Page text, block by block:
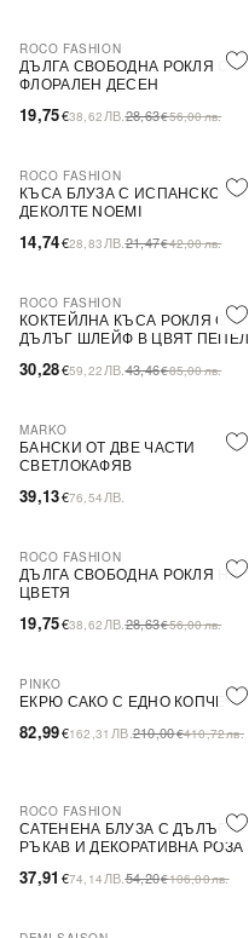
-31%
ROCO FASHION
ДЪЛГА СВОБОДНА РОКЛЯ С
ФЛОРАЛЕН ДЕСЕН
19,75€38,62 ЛВ.28,63€56,00лв.
-31%
ROCO FASHION
КЪСА БЛУЗА С ИСПАНСКО
ДЕКОЛТЕ NOEMI
14,74€28,83 ЛВ.21,47€42,00лв.
-30%
ROCO FASHION
КОКТЕЙЛНА КЪСА РОКЛЯ С
ДЪЛЪГ ШЛЕЙФ В ЦВЯТ ПЕПЕЛ
30,28€59,22 ЛВ.43,46€85,00лв.
MARKO
БАНСКИ ОТ ДВЕ ЧАСТИ
СВЕТЛОКАФЯВ
39,13€76,54 ЛВ.
-31%
ROCO FASHION
ДЪЛГА СВОБОДНА РОКЛЯ НА
ЦВЕТЯ
19,75€38,62 ЛВ.28,63€56,00лв.
-60%
PINKO
ЕКРЮ САКО С ЕДНО КОПЧЕ
82,99€162,31 ЛВ.210,00€410,72лв.
-30%
ROCO FASHION
САТЕНЕНА БЛУЗА С ДЪЛЪГ
РЪКАВ И ДЕКОРАТИВНА РОЗА
37,91 €74,14 ЛВ.54,20€106,00лв.